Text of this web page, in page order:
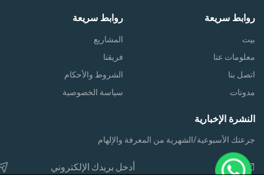
روابط سريعة
بيت
معلومات عنا
اتصل بنا
مدونات
روابط سريعة
المشاريع
فريقنا
الشروط والأحكام
سياسة الخصوصية
النشرة الإخبارية
جرعتك الأسبوعية/الشهرية من المعرفة والإلهام